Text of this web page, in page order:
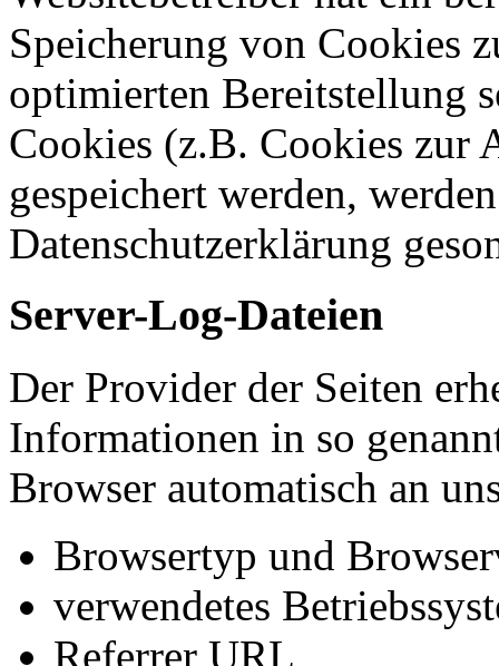
Speicherung von Cookies
optimierten Bereitstellung
Cookies (z.B. Cookies zur
gespeichert werden,
Datenschutzerklärung
Server-Log-Dateien
Der Provider der Seiten
Informationen in so
Browser automatisch an
Browsertyp und
verwendetes
Referrer URL